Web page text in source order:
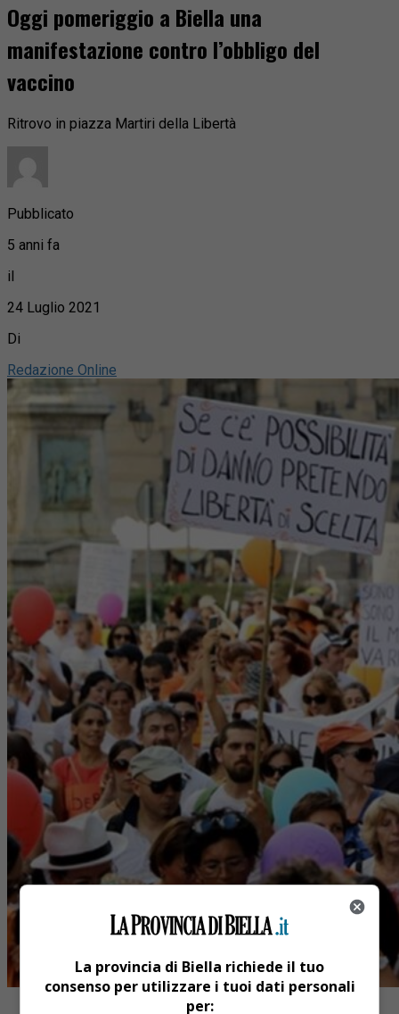
Oggi pomeriggio a Biella una
manifestazione contro l’obbligo del
vaccino
Ritrovo in piazza Martiri della Libertà
Pubblicato
5 anni fa
il
24 Luglio 2021
Di
Redazione Online
La provincia di Biella richiede il tuo
consenso per utilizzare i tuoi dati personali
per: